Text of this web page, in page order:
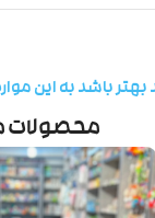
بهتر باشد به این
محصولات